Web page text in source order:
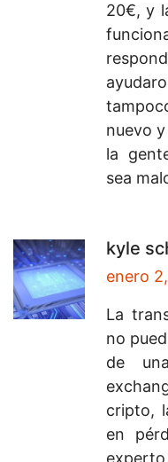
20€, y
nuevo
la
sea
kyle
enero
La
no
de
cripto,
en